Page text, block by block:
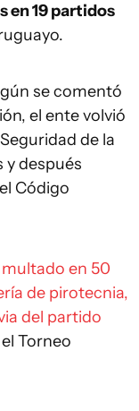
en 19 partidos
se comentó
el ente volvió
de la
y después
Código
multado en 50
de pirotecnia,
del partido
Torneo